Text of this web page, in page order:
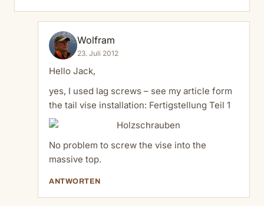
Wolfram
23. Juli 2012
Hello Jack,
yes, I used lag screws – see my article form
the tail vise installation: Fertigstellung Teil 1
No problem to screw the vise into the
massive top.
ANTWORTEN